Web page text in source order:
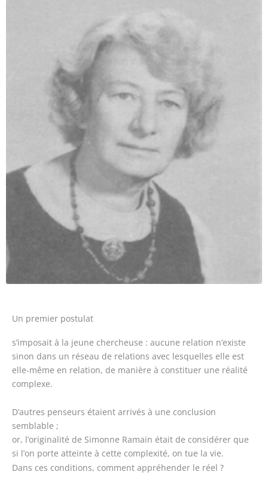
Un premier postulat
s’imposait à la jeune chercheuse : aucune relation n’existe
sinon dans un réseau de relations avec lesquelles elle est
elle-même en relation, de manière à constituer une réalité
complexe.
D’autres penseurs étaient arrivés à une conclusion
semblable ;
or, l’originalité de Simonne Ramain était de considérer que
si l’on porte atteinte à cette complexité, on tue la vie.
Dans ces conditions, comment appréhender le réel ?